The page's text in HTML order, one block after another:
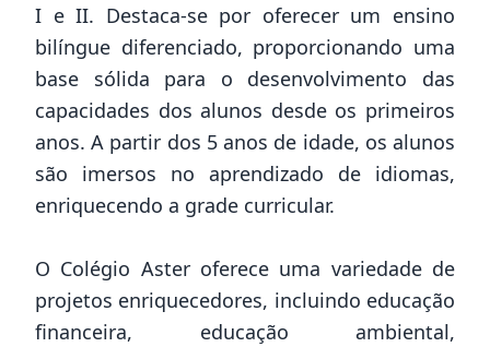
I e II. Destaca-se por oferecer um ensino
bilíngue diferenciado, proporcionando uma
base sólida para o desenvolvimento das
capacidades dos alunos desde os primeiros
anos. A partir dos 5 anos de idade, os alunos
são imersos no aprendizado de idiomas,
enriquecendo a grade curricular.
O Colégio Aster oferece uma variedade de
projetos enriquecedores, incluindo educação
financeira, educação ambiental,